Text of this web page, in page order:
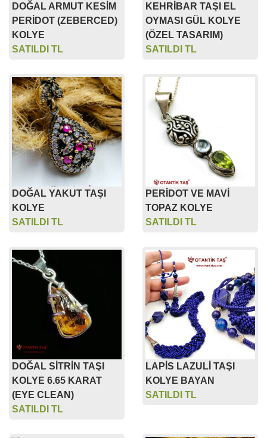
DOĞAL ARMUT KESİM
PERİDOT (ZEBERCED)
KOLYE
SATILDI TL
KEHRİBAR TAŞI EL
OYMASI GÜL KOLYE
(ÖZEL TASARIM)
SATILDI TL
DOĞAL YAKUT TAŞI
KOLYE
SATILDI TL
PERİDOT VE MAVİ
TOPAZ KOLYE
SATILDI TL
DOĞAL SİTRİN TAŞI
KOLYE 6.65 KARAT
(EYE CLEAN)
SATILDI TL
LAPİS LAZULİ TAŞI
KOLYE BAYAN
SATILDI TL